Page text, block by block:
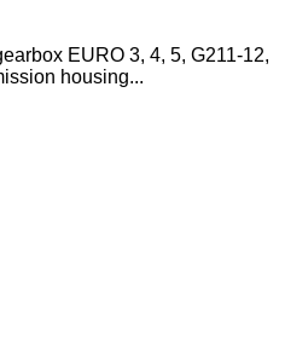
EURO 3, 4, 5, G211-12,
housing...